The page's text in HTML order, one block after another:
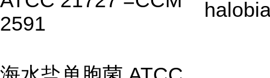
2591